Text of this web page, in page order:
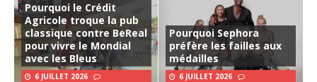
Pourquoi le Crédit
Agricole troque la pub
classique contre BeReal
pour vivre le Mondial
avec les Bleus
6 JUILLET 2026
Pourquoi Sephora
préfère les failles aux
médailles
6 JUILLET 2026